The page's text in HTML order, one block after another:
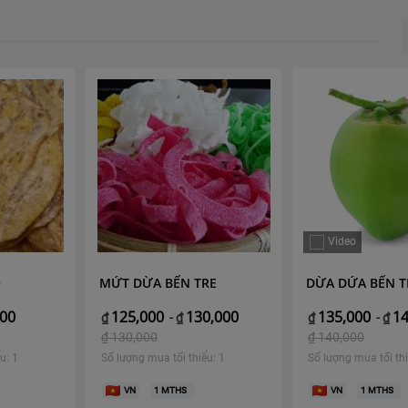
1
MỨT DỪA BẾN TRE
₫ 125,000 -₫ 130,000
₫130,000
Số lượng mua tối thiểu: 1
VN 1 MTHS
Video
DỪA DỨA BẾN
₫ 135,000 -₫
₫140,000
Số lượng mua tối
VN 1 MTHS